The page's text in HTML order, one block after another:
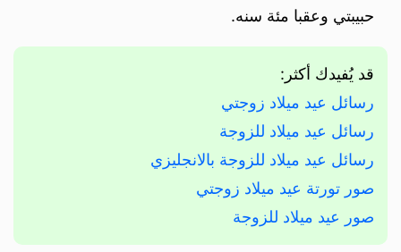
حبيبتي وعقبا مئة سنه.
قد يُفيدك أكثر:
رسائل عيد ميلاد زوجتي
رسائل عيد ميلاد للزوجة
رسائل عيد ميلاد للزوجة بالانجليزي
صور تورتة عيد ميلاد زوجتي
صور عيد ميلاد للزوجة